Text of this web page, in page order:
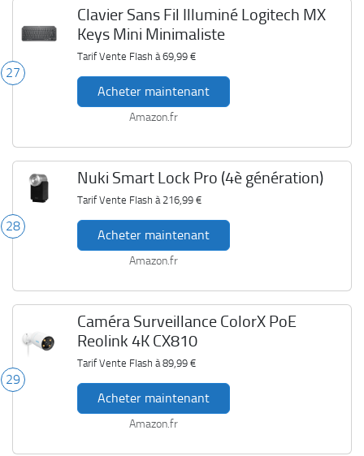
27
Clavier Sans Fil Illuminé Logitech MX
Keys Mini Minimaliste
Tarif Vente Flash à69,99 €
Acheter maintenant
Amazon.fr
28
Nuki Smart Lock Pro (4è génération)
Tarif Vente Flash à 216,99 €
Acheter maintenant
Amazon.fr
29
Caméra Surveillance ColorX PoE
Reolink 4K CX810
Tarif Vente Flash à89,99 €
Acheter maintenant
Amazon.fr